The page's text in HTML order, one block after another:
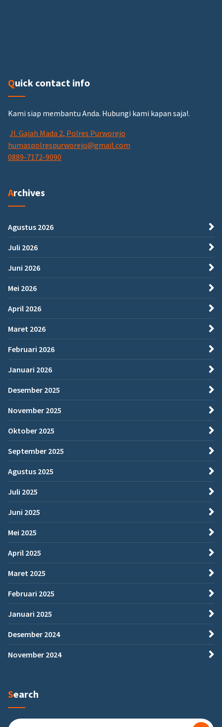
Quick contact info
Kami siap membantu Anda. Hubungi kami kapan saja!.
Jl. Gajah Mada 2, Polres Purworejo
humaspolrespurworejo@gmail.com
0889-7172-9090
Archives
Agustus 2026
Juli 2026
Juni 2026
Mei 2026
April 2026
Maret 2026
Februari 2026
Januari 2026
Desember 2025
November 2025
Oktober 2025
September 2025
Agustus 2025
Juli 2025
Juni 2025
Mei 2025
April 2025
Maret 2025
Februari 2025
Januari 2025
Desember 2024
November 2024
Search
Search